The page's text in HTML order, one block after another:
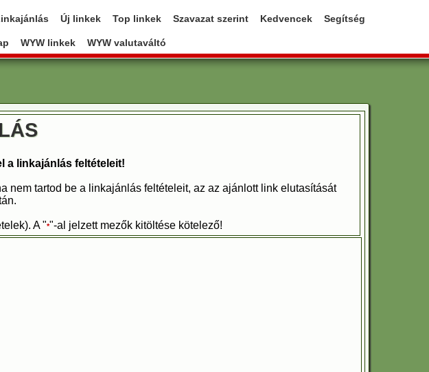
Új linkek Top linkek Szavazat szerint Kedvencek Segítség
WYW linkek WYW valutaváltó
a linkajánlás feltételeit!
nem tartod be a linkajánlás feltételeit, az az ajánlott link elutasítását
A "*"-al jelzett mezők kitöltése kötelező!